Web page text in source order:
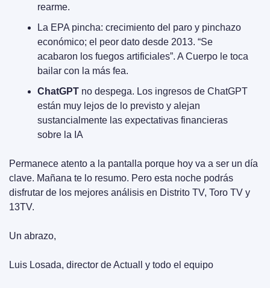
rearme.
La EPA pincha: crecimiento del paro y pinchazo
económico; el peor dato desde 2013. “Se
acabaron los fuegos artificiales”. A Cuerpo le toca
bailar con la más fea.
ChatGPT no despega. Los ingresos de ChatGPT
están muy lejos de lo previsto y alejan
sustancialmente las expectativas financieras
sobre la IA
Permanece atento a la pantalla porque hoy va a ser un día
clave. Mañana te lo resumo. Pero esta noche podrás
disfrutar de los mejores análisis en Distrito TV, Toro TV y
13TV.
Un abrazo,
Luis Losada, director de Actuall y todo el equipo